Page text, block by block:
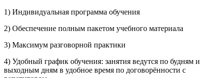
1) Индивидуальная программа обучения
2) Обеспечение полным пакетом учебного материала
3) Максимум разговорной практики
4) Удобный график обучения: занятия ведутся по будням и
выходным дням в удобное время по договорённости с